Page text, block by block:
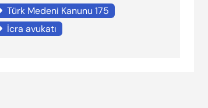
Türk Medeni Kanunu 175
İcra avukatı